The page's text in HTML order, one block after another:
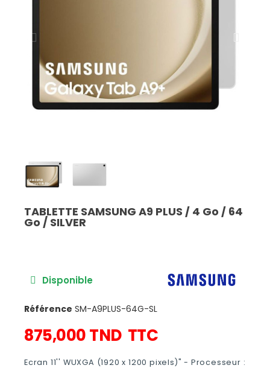
TABLETTE SAMSUNG A9 PLUS / 4 Go / 64
Go / SILVER
Disponible
Référence SM-A9PLUS-64G-SL
875,000 TND TTC
Ecran 11'' WUXGA (1920 x 1200 pixels)" - Processeur :